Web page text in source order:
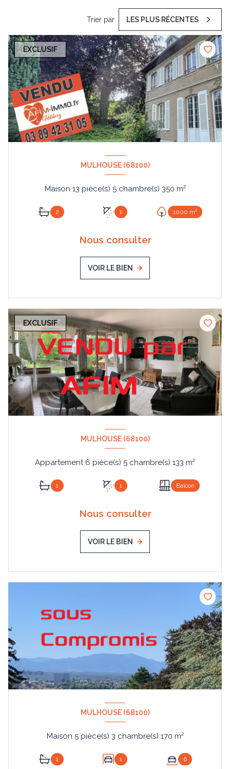
Trier par LES PLUS RÉCENTES
EXCLUSIF
MULHOUSE (68100)
Maison 13 pièce(s) 5 chambre(s) 350 m²
2 1 1000 m²
Nous consulter
VOIR LE BIEN
EXCLUSIF
MULHOUSE (68100)
Appartement 6 pièce(s) 5 chambre(s) 133 m²
1 1 Balcon
Nous consulter
VOIR LE BIEN
MULHOUSE (68100)
Maison 5 pièce(s) 3 chambre(s) 170 m²
1 1 6